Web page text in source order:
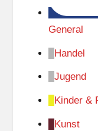
General
Handel
Jugend
Kinder &
Kunst